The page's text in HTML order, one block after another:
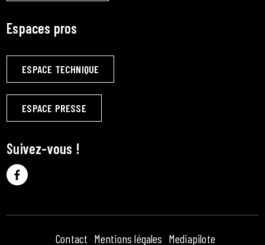
Espaces pros
ESPACE TECHNIQUE
ESPACE PRESSE
Suivez-vous !
Contact Mentions légales Mediapilote